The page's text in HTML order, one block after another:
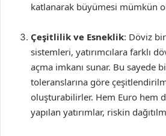
katlanarak büyümesi mümkün
Çeşitlilik ve Esneklik: Döviz
sistemleri, yatırımcılara farklı
açma imkanı sunar. Bu sayede
toleranslarına göre
oluşturabilirler. Hem Euro hem
yapılan yatırımlar, riskin